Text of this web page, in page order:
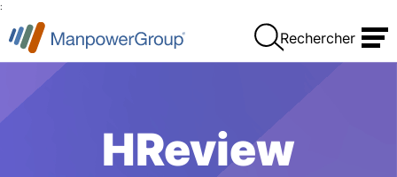
:
Rechercher
HReview